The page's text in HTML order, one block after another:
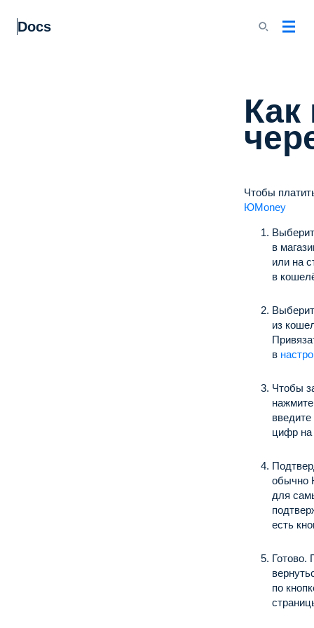
Docs
Как
Чтобы
ЮMoney
в
или на
в
из
в
Чтобы
цифр на
обычно
для
есть
Готово.
по